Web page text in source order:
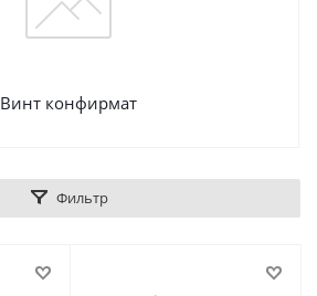
Винт конфирмат
Фильтр